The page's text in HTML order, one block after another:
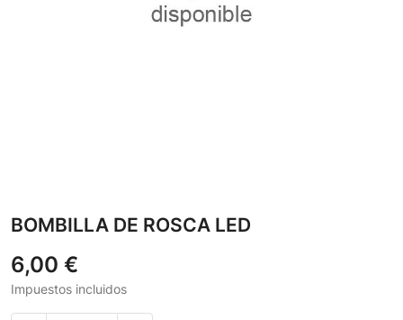
BOMBILLA DE ROSCA LED
6,00 €
Impuestos incluidos